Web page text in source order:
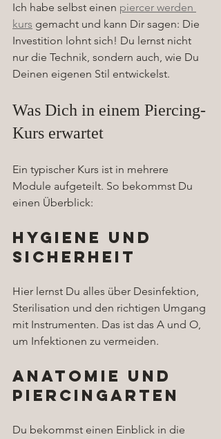
Ich habe selbst einen piercer werden
kurs gemacht und kann Dir sagen: Die
Investition lohnt sich! Du lernst nicht
nur die Technik, sondern auch, wie Du
Deinen eigenen Stil entwickelst.
Was Dich in einem Piercing-
Kurs erwartet
Ein typischer Kurs ist in mehrere
Module aufgeteilt. So bekommst Du
einen Überblick:
Hygiene und
Sicherheit
Hier lernst Du alles über Desinfektion,
Sterilisation und den richtigen Umgang
mit Instrumenten. Das ist das A und O,
um Infektionen zu vermeiden.
Anatomie und
Piercingarten
Du bekommst einen Einblick in die